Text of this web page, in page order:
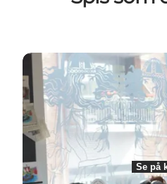
Se på
Læs mere om Café Sejd